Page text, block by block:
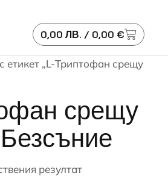
0,00 ЛВ. / 0,00 €
етикет „L-Триптофан срещу
срещу
резултат